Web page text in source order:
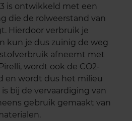
is ontwikkeld met een
die de rolweerstand van
Hierdoor verbruik je
kun je dus zuinig de weg
afneemt met
wordt ook de CO2-
en wordt dus het milieu
bij de vervaardiging van
gebruik gemaakt van